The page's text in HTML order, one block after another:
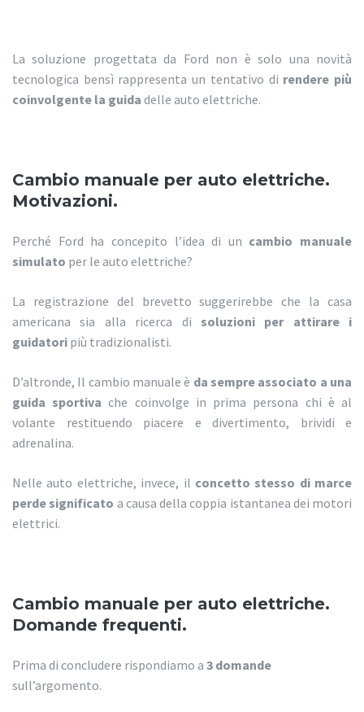
La soluzione progettata da Ford non è solo una novità
tecnologica bensì rappresenta un tentativo di rendere più
coinvolgente la guida delle auto elettriche.
Cambio manuale per auto elettriche.
Motivazioni.
Perché Ford ha concepito l’idea di un cambio manuale
simulato per le auto elettriche?
La registrazione del brevetto suggerirebbe che la casa
americana sia alla ricerca di soluzioni per attirare i
guidatori più tradizionalisti.
D’altronde, Il cambio manuale è da sempre associato a una
guida sportiva che coinvolge in prima persona chi è al
volante restituendo piacere e divertimento, brividi e
adrenalina.
Nelle auto elettriche, invece, il concetto stesso di marce
perde significato a causa della coppia istantanea dei motori
elettrici.
Cambio manuale per auto elettriche.
Domande frequenti.
Prima di concludere rispondiamo a 3 domande
sull’argomento.